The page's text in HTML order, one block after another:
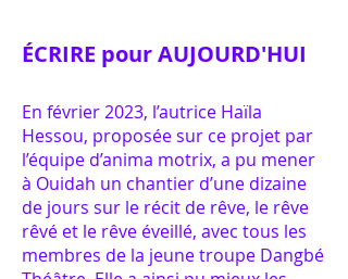
ÉCRIRE pour AUJOURD'HUI
En février 2023, l’autrice Haïla
Hessou, proposée sur ce projet par
l’équipe d’anima motrix, a pu mener
à Ouidah un chantier d’une dizaine
de jours sur le récit de rêve, le rêve
rêvé et le rêve éveillé, avec tous les
membres de la jeune troupe Dangbé